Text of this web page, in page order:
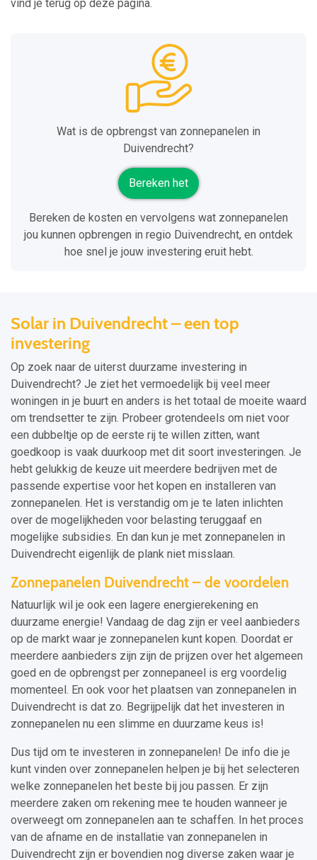
vind je terug op deze pagina.
Wat is de opbrengst van zonnepanelen in
Duivendrecht?
Bereken het
Bereken de kosten en vervolgens wat zonnepanelen
jou kunnen opbrengen in regio Duivendrecht, en ontdek
hoe snel je jouw investering eruit hebt.
Solar in Duivendrecht – een top
investering
Op zoek naar de uiterst duurzame investering in
Duivendrecht? Je ziet het vermoedelijk bij veel meer
woningen in je buurt en anders is het totaal de moeite waard
om trendsetter te zijn. Probeer grotendeels om niet voor
een dubbeltje op de eerste rij te willen zitten, want
goedkoop is vaak duurkoop met dit soort investeringen. Je
hebt gelukkig de keuze uit meerdere bedrijven met de
passende expertise voor het kopen en installeren van
zonnepanelen. Het is verstandig om je te laten inlichten
over de mogelijkheden voor belasting teruggaaf en
mogelijke subsidies. En dan kun je met zonnepanelen in
Duivendrecht eigenlijk de plank niet misslaan.
Zonnepanelen Duivendrecht – de voordelen
Natuurlijk wil je ook een lagere energierekening en
duurzame energie! Vandaag de dag zijn er veel aanbieders
op de markt waar je zonnepanelen kunt kopen. Doordat er
meerdere aanbieders zijn zijn de prijzen over het algemeen
goed en de opbrengst per zonnepaneel is erg voordelig
momenteel. En ook voor het plaatsen van zonnepanelen in
Duivendrecht is dat zo. Begrijpelijk dat het investeren in
zonnepanelen nu een slimme en duurzame keus is!
Dus tijd om te investeren in zonnepanelen! De info die je
kunt vinden over zonnepanelen helpen je bij het selecteren
welke zonnepanelen het beste bij jou passen. Er zijn
meerdere zaken om rekening mee te houden wanneer je
overweegt om zonnepanelen aan te schaffen. In het proces
van de afname en de installatie van zonnepanelen in
Duivendrecht zijn er bovendien nog diverse zaken waar je